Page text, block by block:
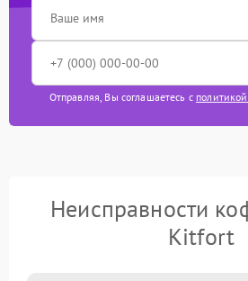
Отправляя, Вы соглашаетесь с
Неисправности
Kitfort